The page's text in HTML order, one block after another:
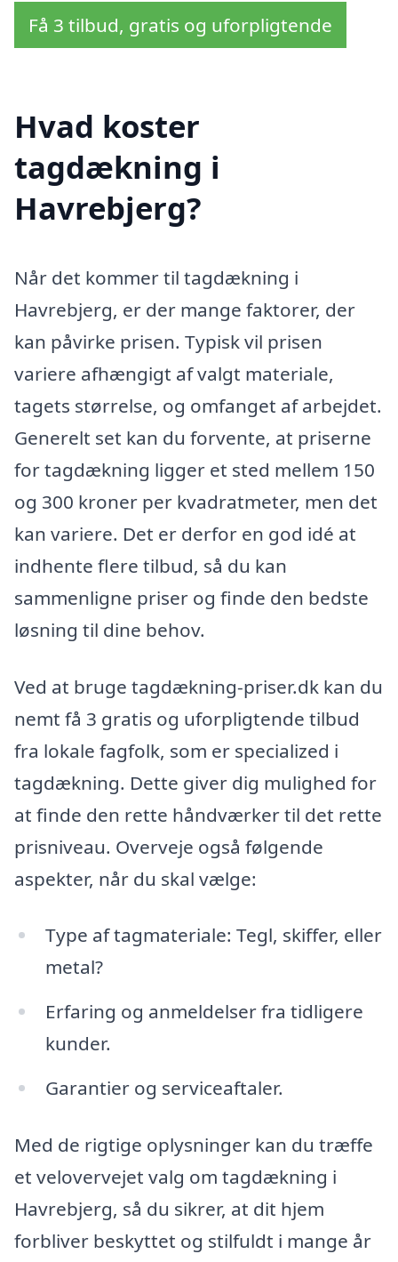
Få 3 tilbud, gratis og uforpligtende
Hvad koster
tagdækning i
Havrebjerg?
Når det kommer til tagdækning i
Havrebjerg, er der mange faktorer, der
kan påvirke prisen. Typisk vil prisen
variere afhængigt af valgt materiale,
tagets størrelse, og omfanget af arbejdet.
Generelt set kan du forvente, at priserne
for tagdækning ligger et sted mellem 150
og 300 kroner per kvadratmeter, men det
kan variere. Det er derfor en god idé at
indhente flere tilbud, så du kan
sammenligne priser og finde den bedste
løsning til dine behov.
Ved at bruge tagdækning-priser.dk kan du
nemt få 3 gratis og uforpligtende tilbud
fra lokale fagfolk, som er specialized i
tagdækning. Dette giver dig mulighed for
at finde den rette håndværker til det rette
prisniveau. Overveje også følgende
aspekter, når du skal vælge:
Type af tagmateriale: Tegl, skiffer, eller
metal?
Erfaring og anmeldelser fra tidligere
kunder.
Garantier og serviceaftaler.
Med de rigtige oplysninger kan du træffe
et velovervejet valg om tagdækning i
Havrebjerg, så du sikrer, at dit hjem
forbliver beskyttet og stilfuldt i mange år